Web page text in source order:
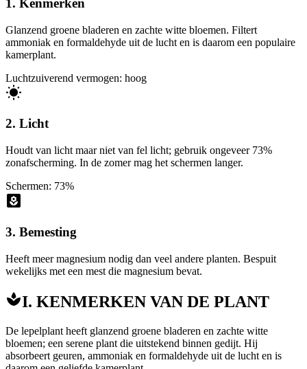
1. Kenmerken
Glanzend groene bladeren en zachte witte bloemen. Filtert
ammoniak en formaldehyde uit de lucht en is daarom een populaire
kamerplant.
Luchtzuiverend vermogen: hoog
2. Licht
Houdt van licht maar niet van fel licht; gebruik ongeveer 73%
zonafscherming. In de zomer mag het schermen langer.
Schermen: 73%
3. Bemesting
Heeft meer magnesium nodig dan veel andere planten. Bespuit
wekelijks met een mest die magnesium bevat.
I. KENMERKEN VAN DE PLANT
De lepelplant heeft glanzend groene bladeren en zachte witte
bloemen; een serene plant die uitstekend binnen gedijt. Hij
absorbeert geuren, ammoniak en formaldehyde uit de lucht en is